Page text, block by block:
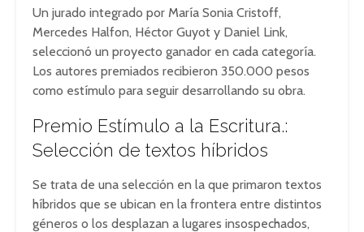
Un jurado integrado por María Sonia Cristoff,
Mercedes Halfon, Héctor Guyot y Daniel Link,
seleccionó un proyecto ganador en cada categoría.
Los autores premiados recibieron 350.000 pesos
como estímulo para seguir desarrollando su obra.
Premio Estímulo a la Escritura.:
Selección de textos híbridos
Se trata de una selección en la que primaron textos
híbridos que se ubican en la frontera entre distintos
géneros o los desplazan a lugares insospechados,